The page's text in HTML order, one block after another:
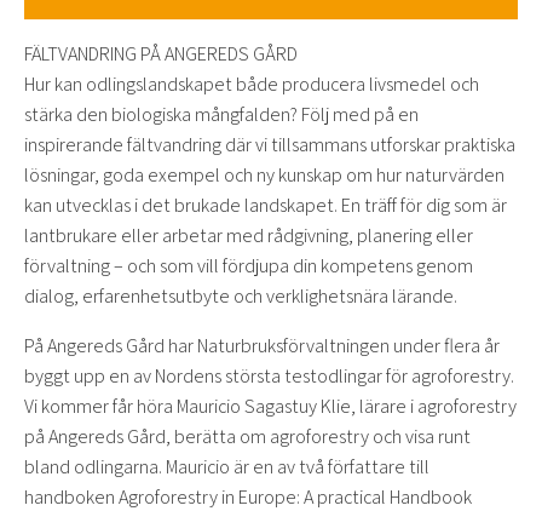
FÄLTVANDRING PÅ ANGEREDS GÅRD
Hur kan odlingslandskapet både producera livsmedel och
stärka den biologiska mångfalden? Följ med på en
inspirerande fältvandring där vi tillsammans utforskar praktiska
lösningar, goda exempel och ny kunskap om hur naturvärden
kan utvecklas i det brukade landskapet. En träff för dig som är
lantbrukare eller arbetar med rådgivning, planering eller
förvaltning – och som vill fördjupa din kompetens genom
dialog, erfarenhetsutbyte och verklighetsnära lärande.
På Angereds Gård har Naturbruksförvaltningen under flera år
byggt upp en av Nordens största testodlingar för agroforestry.
Vi kommer får höra Mauricio Sagastuy Klie, lärare i agroforestry
på Angereds Gård, berätta om agroforestry och visa runt
bland odlingarna. Mauricio är en av två författare till
handboken Agroforestry in Europe: A practical Handbook